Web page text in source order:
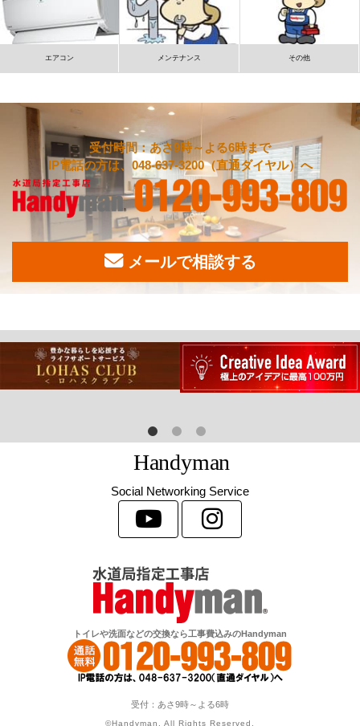
エアコン メンテナンス その他
受付時間：あさ9時～よる6時まで
IP電話の方は、048-637-3200（直通ダイヤル）へ
メールで相談する
Handyman
Social Networking Service
トイレや洗面などの交換なら工事費込みのHandyman
受付：あさ9時～よる6時
©Handyman. All Rights Reserved.